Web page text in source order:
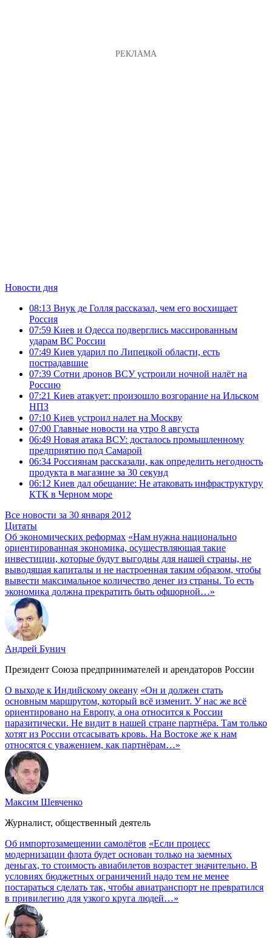
Новости дня
08:13 Внук де Голля рассказал, чем его восхищает
Россия
07:59 Киев и Одесса подверглись массированным
ударам ВС России
07:49 Киев ударил по Липецкой области, есть
пострадавшие
07:39 Сотни дронов ВСУ устроили ночной налёт на
Россию
07:21 Киев атакует: произошло возгорание на Ильском
НПЗ
07:10 Киев устроил налет на Москву
07:00 Главные новости на утро 8 августа
06:49 Новая атака ВСУ: досталось промышленному
предприятию под Самарой
06:34 Россиянам рассказали, как определить негодность
продукта в магазине за 30 секунд
06:12 Киев дал обещание: Не атаковать инфраструктуру
КТК в Черном море
Все новости за 30 января 2012
Цитаты
Об экономических реформах «Нам нужна национально
ориентированная экономика, осуществляющая такие
инвестиции, которые будут выгодны для нашей страны, не
выводящая капиталы и не настроенная таким образом, чтобы
вывести максимальное количество денег из страны. То есть
экономика должна прекратить быть офшорной…»
Андрей Бунич
Президент Союза предпринимателей и арендаторов России
О выходе к Индийскому океану «Он и должен стать
основным маршрутом, который всё изменит. У нас же всё
ориентировано на Европу, а она относится к России
паразитически. Не видит в нашей стране партнёра. Там только
хотят из России отсасывать кровь. На Востоке же к нам
относятся с уважением, как партнёрам…»
Максим Шевченко
Журналист, общественный деятель
Об импортозамещении самолётов «Если процесс
модернизации флота будет основан только на заемных
деньгах, то стоимость авиабилетов возрастет значительно. В
условиях бюджетных ограничений надо тем не менее
постараться сделать так, чтобы авиатранспорт не превратился
в привилегию для узкого круга людей…»